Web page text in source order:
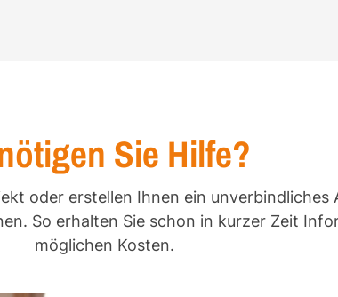
Sie Hilfe?
oder erstellen Ihnen ein unverbindliches
So erhalten Sie schon in kurzer Zeit
möglichen Kosten.